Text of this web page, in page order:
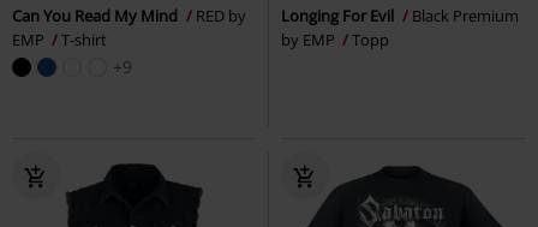
Can You Read My Mind
RED by
EMP
T-shirt
+9
Longing For Evil
Black Premium
by EMP
Topp